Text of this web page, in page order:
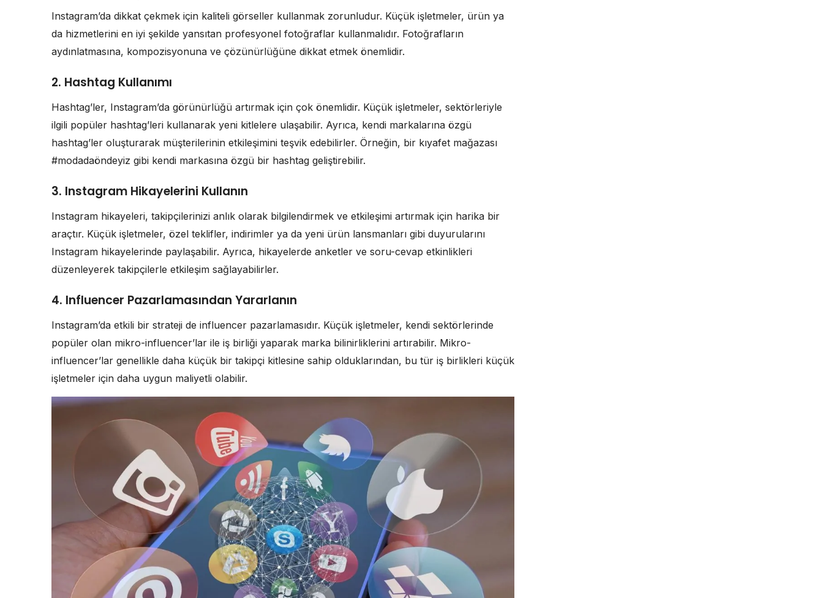
Instagram’da dikkat çekmek için kaliteli görseller kullanmak zorunludur. Küçük işletmeler, ürün ya
da hizmetlerini en iyi şekilde yansıtan profesyonel fotoğraflar kullanmalıdır. Fotoğrafların
aydınlatmasına, kompozisyonuna ve çözünürlüğüne dikkat etmek önemlidir.
2. Hashtag Kullanımı
Hashtag’ler, Instagram’da görünürlüğü artırmak için çok önemlidir. Küçük işletmeler, sektörleriyle
ilgili popüler hashtag’leri kullanarak yeni kitlelere ulaşabilir. Ayrıca, kendi markalarına özgü
hashtag’ler oluşturarak müşterilerinin etkileşimini teşvik edebilirler. Örneğin, bir kıyafet mağazası
#modadaöndeyiz gibi kendi markasına özgü bir hashtag geliştirebilir.
3. Instagram Hikayelerini Kullanın
Instagram hikayeleri, takipçilerinizi anlık olarak bilgilendirmek ve etkileşimi artırmak için harika bir
araçtır. Küçük işletmeler, özel teklifler, indirimler ya da yeni ürün lansmanları gibi duyurularını
Instagram hikayelerinde paylaşabilir. Ayrıca, hikayelerde anketler ve soru-cevap etkinlikleri
düzenleyerek takipçilerle etkileşim sağlayabilirler.
4. Influencer Pazarlamasından Yararlanın
Instagram’da etkili bir strateji de influencer pazarlamasıdır. Küçük işletmeler, kendi sektörlerinde
popüler olan mikro-influencer’lar ile iş birliği yaparak marka bilinirliklerini artırabilir. Mikro-
influencer’lar genellikle daha küçük bir takipçi kitlesine sahip olduklarından, bu tür iş birlikleri küçük
işletmeler için daha uygun maliyetli olabilir.